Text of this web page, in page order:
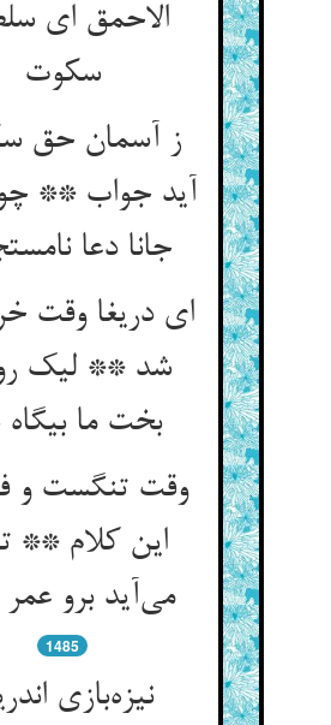
الاحمق ای
سکوت
ز آسمان حق
آید جواب **
جانا دعا
ای دریغا وقت
شد ** لیک
بخت ما
وقت تنگست و
این کلام **
می‌آید برو عمر
1485
نیزه‌بازی